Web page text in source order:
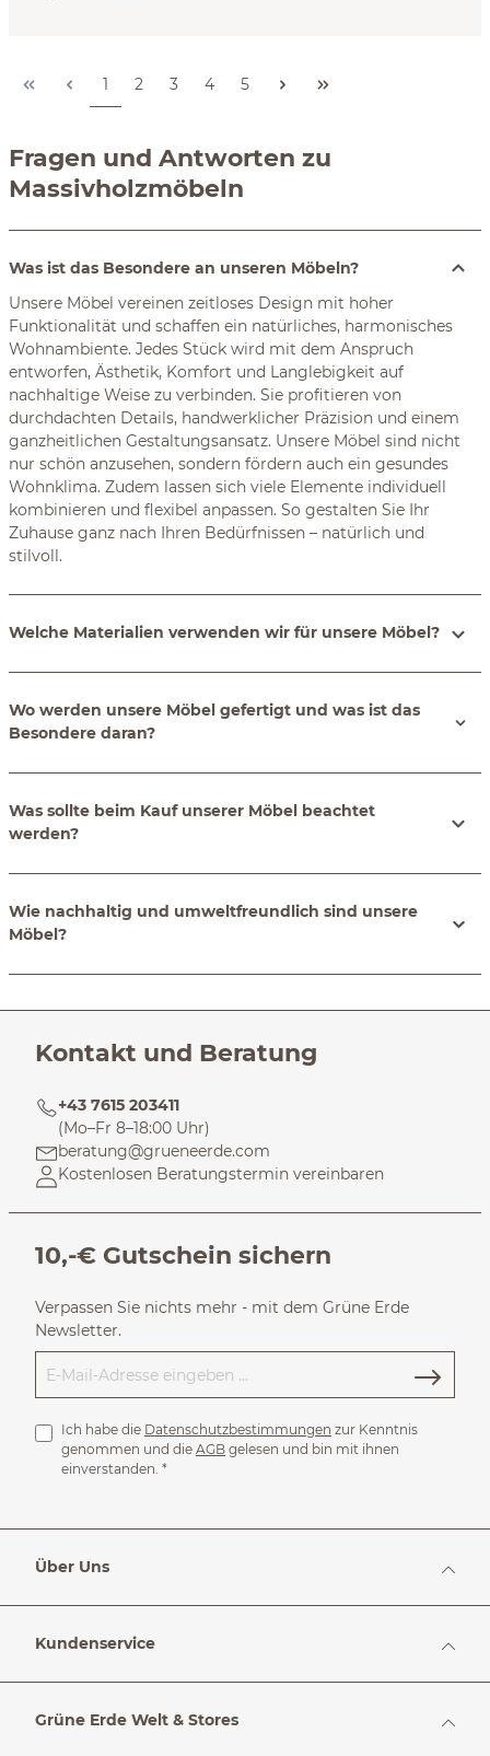
Seite
1 Seite
2 Seite
3 Seite
4 Seite
5
Fragen und Antworten zu
Massivholzmöbeln
Was ist das Besondere an unseren Möbeln?
Unsere Möbel vereinen zeitloses Design mit hoher
Funktionalität und schaffen ein natürliches, harmonisches
Wohnambiente. Jedes Stück wird mit dem Anspruch
entworfen, Ästhetik, Komfort und Langlebigkeit auf
nachhaltige Weise zu verbinden. Sie profitieren von
durchdachten Details, handwerklicher Präzision und einem
ganzheitlichen Gestaltungsansatz. Unsere Möbel sind nicht
nur schön anzusehen, sondern fördern auch ein gesundes
Wohnklima. Zudem lassen sich viele Elemente individuell
kombinieren und flexibel anpassen. So gestalten Sie Ihr
Zuhause ganz nach Ihren Bedürfnissen – natürlich und
stilvoll.
Welche Materialien verwenden wir für unsere Möbel?
Wo werden unsere Möbel gefertigt und was ist das
Besondere daran?
Was sollte beim Kauf unserer Möbel beachtet
werden?
Wie nachhaltig und umweltfreundlich sind unsere
Möbel?
Kontakt und Beratung
+43 7615 203411
(Mo–Fr 8–18:00 Uhr)
beratung@grueneerde.com
Kostenlosen Beratungstermin vereinbaren
10,-€ Gutschein sichern
Verpassen Sie nichts mehr - mit dem Grüne Erde
Newsletter.
Ich habe die Datenschutzbestimmungen zur Kenntnis
genommen und die AGB gelesen und bin mit ihnen
einverstanden. *
Über Uns
Kundenservice
Grüne Erde Welt & Stores